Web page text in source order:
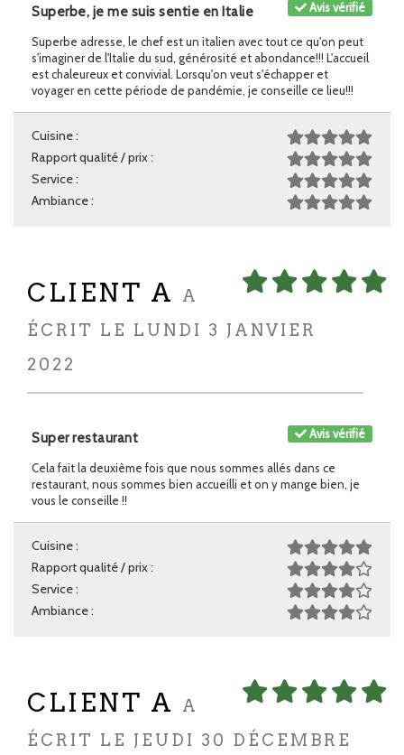
Avis vérifié
Superbe, je me suis sentie en Italie
Superbe adresse, le chef est un italien avec tout ce qu'on peut
s'imaginer de l'Italie du sud, générosité et abondance!!! L'accueil
est chaleureux et convivial. Lorsqu'on veut s'échapper et
voyager en cette période de pandémie, je conseille ce lieu!!!
Cuisine :
Rapport qualité / prix :
Service :
Ambiance :
CLIENT A
A
ÉCRIT LE LUNDI 3 JANVIER
2022
Avis vérifié
Super restaurant
Cela fait la deuxième fois que nous sommes allés dans ce
restaurant, nous sommes bien accueilli et on y mange bien, je
vous le conseille !!
Cuisine :
Rapport qualité / prix :
Service :
Ambiance :
CLIENT A
A
ÉCRIT LE JEUDI 30 DÉCEMBRE